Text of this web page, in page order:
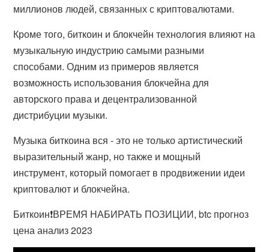
миллионов людей, связанных с криптовалютами.
Кроме того, биткоин и блокчейн технология влияют на
музыкальную индустрию самыми разными
способами. Одним из примеров является
возможность использования блокчейна для
авторского права и децентрализованной
дистрибуции музыки.
Музыка биткоина вся - это не только артистический
выразительный жанр, но также и мощный
инструмент, который помогает в продвижении идеи
криптовалют и блокчейна.
Биткоин❗️ВРЕМЯ НАБИРАТЬ ПОЗИЦИИ, btc прогноз
цена анализ 2023